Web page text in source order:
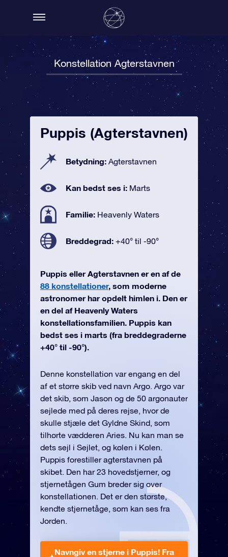
Konstellation Agterstavnen
Puppis (Agterstavnen)
Betydning: Agterstavnen
Kan bedst ses i: Marts
Familie: Heavenly Waters
Breddegrad: +40° til -90°
Puppis eller Agterstavnen er en af de
88 konstellationer, som moderne
astronomer har opdelt himlen i. Den er
en del af Heavenly Waters
konstellationsfamilien. Puppis kan
bedst ses i marts (fra breddegraderne
+40° til -90°).
Denne konstellation var engang en del
af et større skib ved navn Argo. Argo var
det skib, som Jason og de 50 argonauter
sejlede med på deres rejse, hvor de
skulle stjæle det Gyldne Skind, som
tilhørte vædderen Aries. Nu kan man se
dets sejl i Sejlet, og kølen i Kølen.
Puppis forestiller agterstavnen på
skibet. Den har 23 hovedstjerner, og
stjernetågen Gum breder sig over
konstellationen. Det er den største,
kendte stjernetåge, som kan ses fra
Jorden.
Navngiv en stjerne i Puppis! Fra